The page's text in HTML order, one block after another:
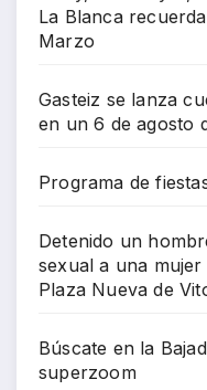
La Blanca
Marzo
Gasteiz se lanza
en un 6 de agosto
Programa de
Detenido un
sexual a una
Plaza Nueva de
Búscate en la
superzoom